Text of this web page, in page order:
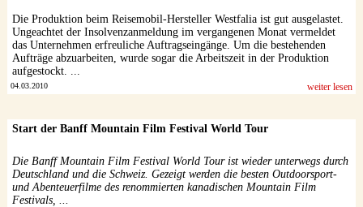
Die Produktion beim Reisemobil-Hersteller Westfalia ist gut ausgelastet.
Ungeachtet der Insolvenzanmeldung im vergangenen Monat vermeldet
das Unternehmen erfreuliche Auftragseingänge. Um die bestehenden
Aufträge abzuarbeiten, wurde sogar die Arbeitszeit in der Produktion
aufgestockt. ...
04.03.2010 weiter lesen
Start der Banff Mountain Film Festival World Tour
Die Banff Mountain Film Festival World Tour ist wieder unterwegs durch
Deutschland und die Schweiz. Gezeigt werden die besten Outdoorsport-
und Abenteuerfilme des renommierten kanadischen Mountain Film
Festivals, ...